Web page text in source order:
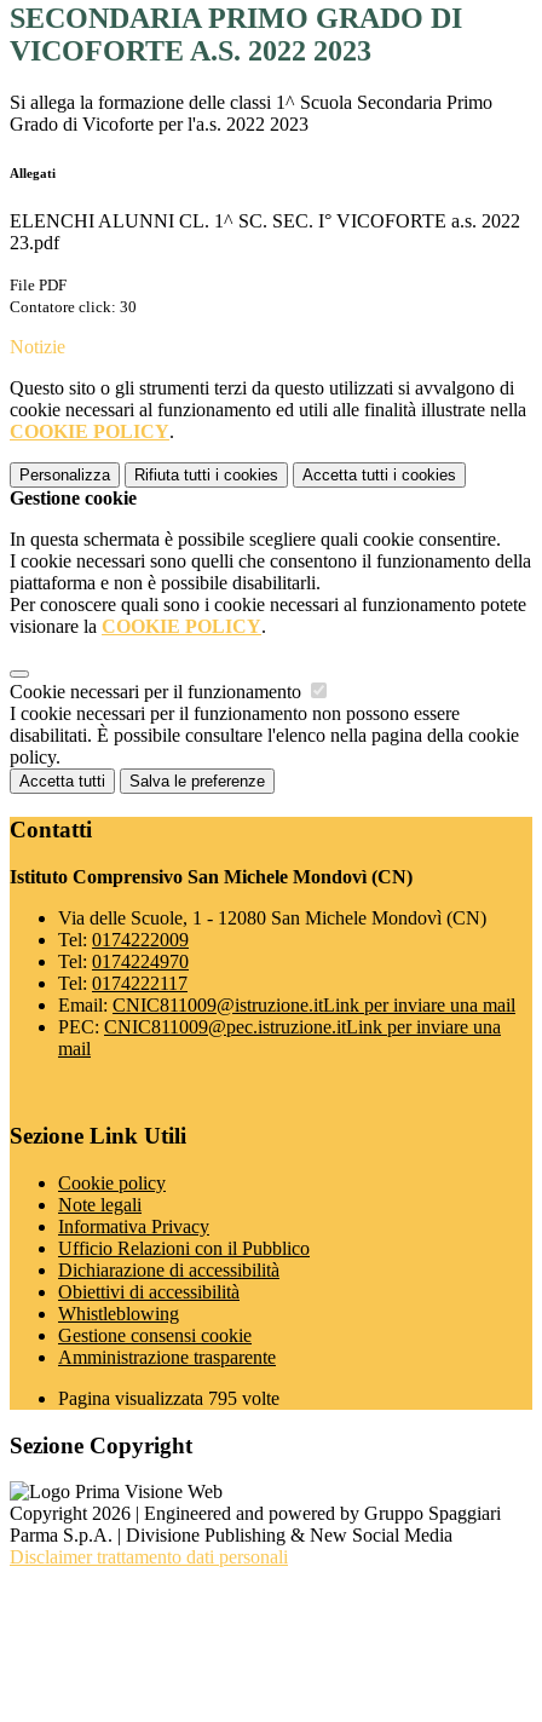
SECONDARIA PRIMO GRADO DI
VICOFORTE A.S. 2022 2023
Si allega la formazione delle classi 1^ Scuola Secondaria Primo
Grado di Vicoforte per l'a.s. 2022 2023
Allegati
ELENCHI ALUNNI CL. 1^ SC. SEC. I° VICOFORTE a.s. 2022
23.pdf
File PDF
Contatore click: 30
Notizie
Questo sito o gli strumenti terzi da questo utilizzati si avvalgono di
cookie necessari al funzionamento ed utili alle finalità illustrate nella
COOKIE POLICY.
Personalizza Rifiuta tutti i cookies Accetta tutti i cookies
Gestione cookie
In questa schermata è possibile scegliere quali cookie consentire.
I cookie necessari sono quelli che consentono il funzionamento della
piattaforma e non è possibile disabilitarli.
Per conoscere quali sono i cookie necessari al funzionamento potete
visionare la COOKIE POLICY.
Cookie necessari per il funzionamento
I cookie necessari per il funzionamento non possono essere
disabilitati. È possibile consultare l'elenco nella pagina della cookie
policy.
Accetta tutti Salva le preferenze
Contatti
Istituto Comprensivo San Michele Mondovì (CN)
Via delle Scuole, 1 - 12080 San Michele Mondovì (CN)
Tel: 0174222009
Tel: 0174224970
Tel: 0174222117
Email: CNIC811009@istruzione.itLink per inviare una mail
PEC: CNIC811009@pec.istruzione.itLink per inviare una
mail
Sezione Link Utili
Cookie policy
Note legali
Informativa Privacy
Ufficio Relazioni con il Pubblico
Dichiarazione di accessibilità
Obiettivi di accessibilità
Whistleblowing
Gestione consensi cookie
Amministrazione trasparente
Pagina visualizzata 795 volte
Sezione Copyright
Copyright 2026 | Engineered and powered by Gruppo Spaggiari
Parma S.p.A. | Divisione Publishing & New Social Media
Disclaimer trattamento dati personali